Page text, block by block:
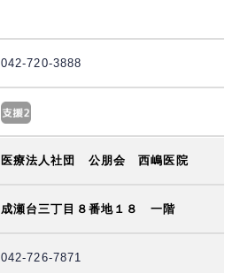
042-720-3888
医療法人社団 公朋会 西嶋医院
成瀬台三丁目８番地１８ 一階
042-726-7871